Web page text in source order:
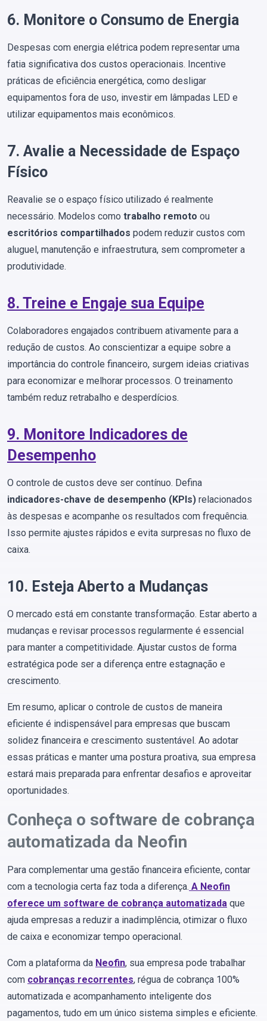
6. Monitore o Consumo de Energia
Despesas com energia elétrica podem representar uma
fatia significativa dos custos operacionais. Incentive
práticas de eficiência energética, como desligar
equipamentos fora de uso, investir em lâmpadas LED e
utilizar equipamentos mais econômicos.
7. Avalie a Necessidade de Espaço
Físico
Reavalie se o espaço físico utilizado é realmente
necessário. Modelos como trabalho remoto ou
escritórios compartilhados podem reduzir custos com
aluguel, manutenção e infraestrutura, sem comprometer a
produtividade.
8. Treine e Engaje sua Equipe
Colaboradores engajados contribuem ativamente para a
redução de custos. Ao conscientizar a equipe sobre a
importância do controle financeiro, surgem ideias criativas
para economizar e melhorar processos. O treinamento
também reduz retrabalho e desperdícios.
9. Monitore Indicadores de
Desempenho
O controle de custos deve ser contínuo. Defina
indicadores-chave de desempenho (KPIs) relacionados
às despesas e acompanhe os resultados com frequência.
Isso permite ajustes rápidos e evita surpresas no fluxo de
caixa.
10. Esteja Aberto a Mudanças
O mercado está em constante transformação. Estar aberto a
mudanças e revisar processos regularmente é essencial
para manter a competitividade. Ajustar custos de forma
estratégica pode ser a diferença entre estagnação e
crescimento.
Em resumo, aplicar o controle de custos de maneira
eficiente é indispensável para empresas que buscam
solidez financeira e crescimento sustentável. Ao adotar
essas práticas e manter uma postura proativa, sua empresa
estará mais preparada para enfrentar desafios e aproveitar
oportunidades.
Conheça o software de cobrança
automatizada da Neofin
Para complementar uma gestão financeira eficiente, contar
com a tecnologia certa faz toda a diferença. A Neofin
oferece um software de cobrança automatizada que
ajuda empresas a reduzir a inadimplência, otimizar o fluxo
de caixa e economizar tempo operacional.
Com a plataforma da Neofin, sua empresa pode trabalhar
com cobranças recorrentes, régua de cobrança 100%
automatizada e acompanhamento inteligente dos
pagamentos, tudo em um único sistema simples e eficiente.